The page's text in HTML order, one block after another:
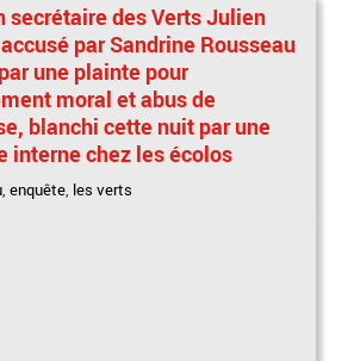
secrétaire des Verts Julien
par Sandrine Rousseau
une plainte pour
moral et abus de
blanchi cette nuit par une
interne chez les écolos
,enquête, les verts